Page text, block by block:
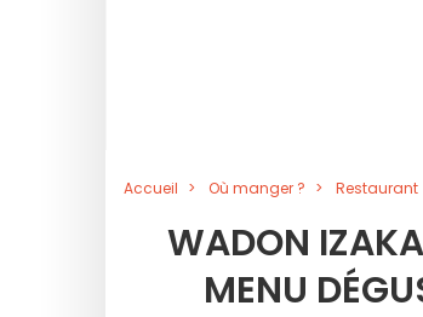
Accueil Où manger ? Restaurant
WADON
MENU